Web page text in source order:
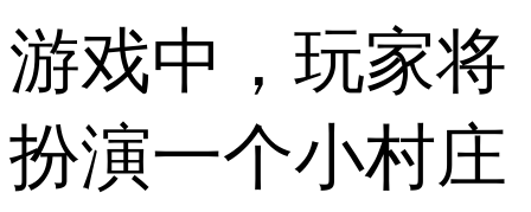
游戏中，玩家将
扮演一个小村庄